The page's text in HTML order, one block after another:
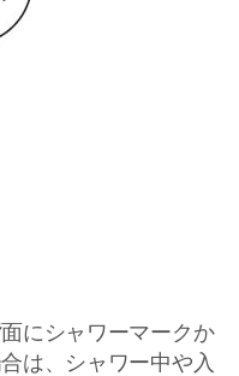
にシャワーマークか
は、シャワー中や入